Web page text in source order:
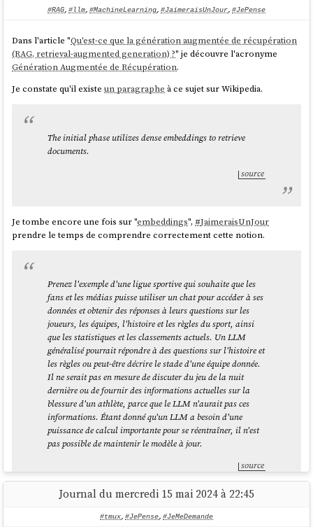
pgxn install pg_bm25.
https://github.com/paradedb/paradedb/issues/1019#issuecomment-
I've seen this PGXN extensionhttps://pgxn.org/dist/pg_bm25/
INFO: saving /tmp/tmpvhb7eti5/pg_bm25-
9.9.9.zip
ERROR: no Makefile found in the extension
root
J'ai postépgxn install pg_bm25 => ERROR: no Makefile found in the
extension root #1287.
Je me suis auto répondu:
I think I may have found my mistake.
pgxn
download:
#RAG, #llm, #MachineLearning, #JaimeraisUnJour, #JePense
Dans l'article "Qu'est-ce que la génération augmentée de récupération
(RAG, retrieval-augmented generation) ?" je découvre l'acronyme
Génération Augmentée de Récupération.
Je constate qu'il existeun paragrapheà ce sujet sur Wikipedia.
The initial phase utilizes dense embeddings to retrieve
documents.
source
Je tombe encore une fois sur "embeddings", #JaimeraisUnJour
prendre le temps de comprendre correctement cette notion.
Prenez l'exemple d'une ligue sportive qui souhaite que les
fans et les médias puisse utiliser un chat pour accéder à ses
données et obtenir des réponses à leurs questions sur les
joueurs, les équipes, l'histoire et les règles du sport, ainsi
que les statistiques et les classements actuels. Un LLM
généralisé pourrait répondre à des questions sur l'histoire et
les règles ou peut-être décrire le stade d'une équipe donnée.
Il ne serait pas en mesure de discuter du jeu de la nuit
dernière ou de fournir des informations actuelles sur la
blessure d'un athlète, parce que le LLM n'aurait pas ces
informations. Étant donné qu'un LLM a besoin d'une
puissance de calcul importante pour se réentraîner, il n'est
pas possible de maintenir le modèle à jour.
source
Le contenu de ce paragraphe m'intéresse beaucoup, parce que c'était
Journal du mercredi 15 mai 2024 à 22:45
#tmux, #JePense, #JeMeDemande